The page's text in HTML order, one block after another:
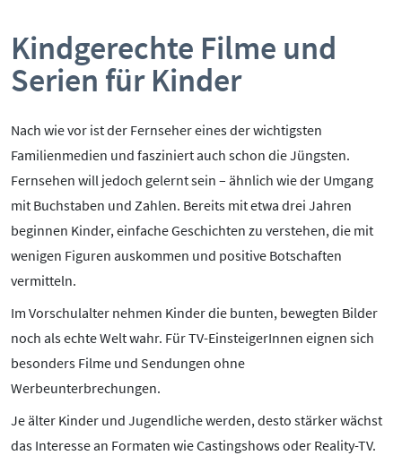
Kindgerechte Filme und
Serien für Kinder
Nach wie vor ist der Fernseher eines der wichtigsten
Familienmedien und fasziniert auch schon die Jüngsten.
Fernsehen will jedoch gelernt sein – ähnlich wie der Umgang
mit Buchstaben und Zahlen. Bereits mit etwa drei Jahren
beginnen Kinder, einfache Geschichten zu verstehen, die mit
wenigen Figuren auskommen und positive Botschaften
vermitteln.
Im Vorschulalter nehmen Kinder die bunten, bewegten Bilder
noch als echte Welt wahr. Für TV-EinsteigerInnen eignen sich
besonders Filme und Sendungen ohne
Werbeunterbrechungen.
Je älter Kinder und Jugendliche werden, desto stärker wächst
das Interesse an Formaten wie Castingshows oder Reality-TV.
Messenger
Pornografie
TikTok
WhatsApp
YouTube
RUBRIKEN:
Grundlagen
Sicherheit & Risiken
Tipps & Regeln
Studien
Aktuelles